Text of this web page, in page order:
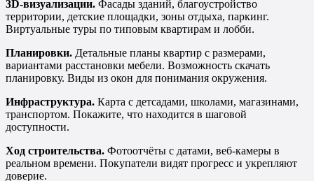
3D-визуализации. Фасады зданий, благоустройство
территории, детские площадки, зоны отдыха, паркинг.
Виртуальные туры по типовым квартирам и лобби.
Планировки. Детальные планы квартир с размерами,
вариантами расстановки мебели. Возможность скачать
планировку. Виды из окон для понимания окружения.
Инфраструктура. Карта с детсадами, школами, магазинами,
транспортом. Покажите, что находится в шаговой
доступности.
Ход строительства. Фотоотчёты с датами, веб-камеры в
реальном времени. Покупатели видят прогресс и укрепляют
доверие.